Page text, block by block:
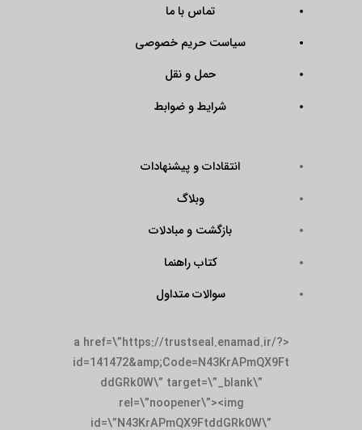
تماس با ما
سیاست حریم خصوصی
حمل و نقل
شرایط و ضوابط
انتقادات و پیشنهادات
وبلاگ
بازگشت و مبادلات
کتاب راهنما
سوالات متداول
<a href=\”https://trustseal.enamad.ir/?
id=141472&amp;Code=N43KrAPmQX9Ft
ddGRk0W\” target=\”_blank\”
rel=\”noopener\”><img
id=\”N43KrAPmQX9FtddGRk0W\”